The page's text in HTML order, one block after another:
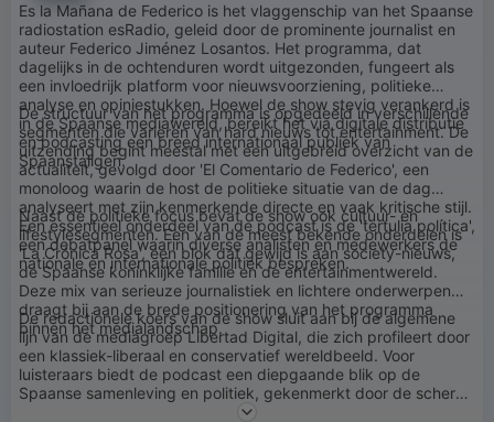
Es la Mañana de Federico is het vlaggenschip van het Spaanse
radiostation esRadio, geleid door de prominente journalist en
auteur Federico Jiménez Losantos. Het programma, dat
dagelijks in de ochtenduren wordt uitgezonden, fungeert als
een invloedrijk platform voor nieuwsvoorziening, politieke
analyse en opiniestukken. Hoewel de show stevig verankerd is
in de Spaanse mediawereld, bereikt het via digitale distributie
en podcasting een breed internationaal publiek van
Spaanstaligen.
De structuur van het programma is opgedeeld in verschillende
segmenten die variëren van hard nieuws tot entertainment. De
uitzending begint meestal met een uitgebreid overzicht van de
actualiteit, gevolgd door 'El Comentario de Federico', een
monoloog waarin de host de politieke situatie van de dag
analyseert met zijn kenmerkende directe en vaak kritische stijl.
Een essentieel onderdeel van de podcast is de 'tertulia política',
een debatpanel waarin diverse analisten en medewerkers de
nationale en internationale politiek bespreken.
Naast de politieke focus bevat de show ook cultuur- en
lifestylesegmenten. Een van de meest bekende onderdelen is
'La Crónica Rosa', een blok dat gewijd is aan society-nieuws,
de Spaanse koninklijke familie en de entertainmentwereld.
Deze mix van serieuze journalistiek en lichtere onderwerpen
draagt bij aan de brede positionering van het programma
binnen het medialandschap.
De redactionele koers van de show sluit aan bij de algemene
lijn van de mediagroep Libertad Digital, die zich profileert door
een klassiek-liberaal en conservatief wereldbeeld. Voor
luisteraars biedt de podcast een diepgaande blik op de
Spaanse samenleving en politiek, gekenmerkt door de scherpe
retoriek en de langjarige ervaring van Federico Jiménez